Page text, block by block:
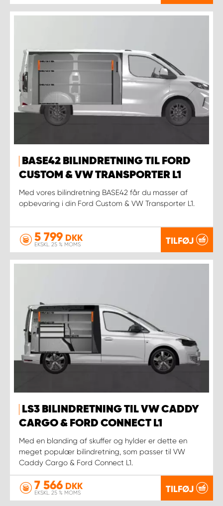
BASE42 BILINDRETNING TIL FORD
CUSTOM & VW TRANSPORTER L1
Med vores bilindretning BASE42 får du masser af
opbevaring i din Ford Custom & VW Transporter L1.
5 799 DKK
EKSKL. 25 % MOMS TILFØJ
LS3 BILINDRETNING TIL VW CADDY
CARGO & FORD CONNECT L1
Med en blanding af skuffer og hylder er dette en
meget populær bilindretning, som passer til VW
Caddy Cargo & Ford Connect L1.
7 566 DKK
EKSKL. 25 % MOMS TILFØJ